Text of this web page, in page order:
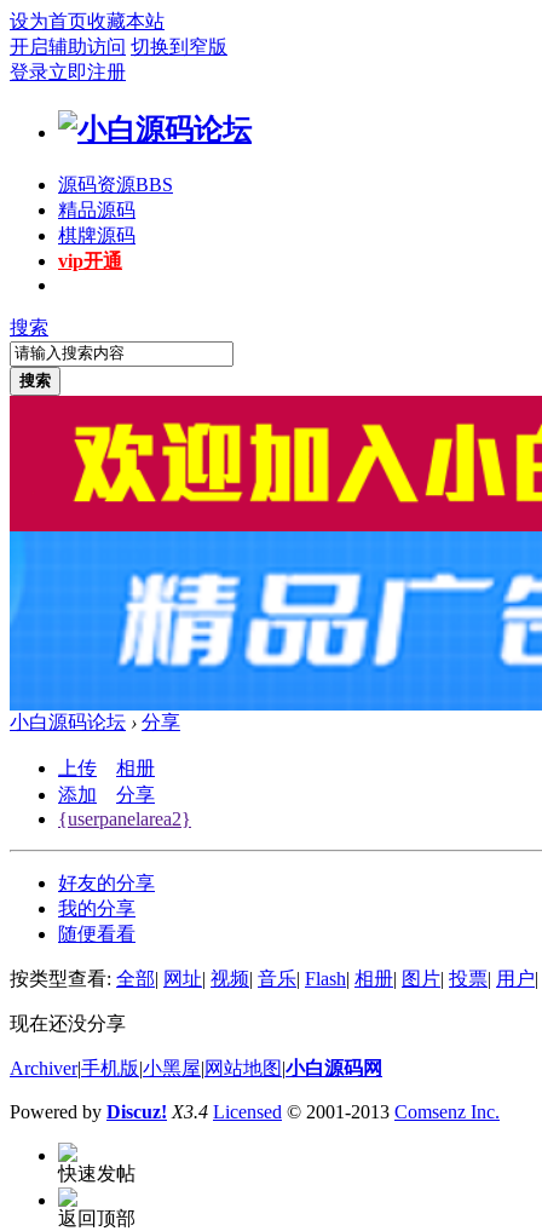
设为首页收藏本站
开启辅助访问 切换到窄版
登录立即注册
源码资源BBS
精品源码
棋牌源码
vip开通
搜索
搜索
小白源码论坛 › 分享
上传
相册
添加
分享
{userpanelarea2}
好友的分享
我的分享
随便看看
按类型查看: 全部 网址 视频 音乐 Flash 相册 图片 投票 用户
现在还没分享
Archiver|手机版 小黑屋 网站地图 小白源码网
Powered by Discuz! X3.4 Licensed © 2001-2013 Comsenz Inc.
快速发帖
返回顶部